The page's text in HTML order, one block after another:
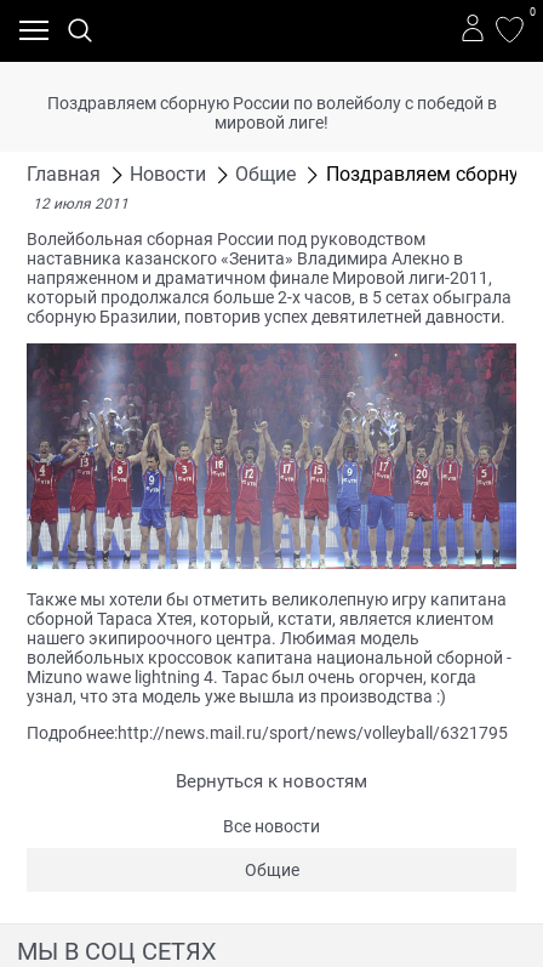
0
Поздравляем сборную России по волейболу с победой в
мировой лиге!
Главная Новости Общие Поздравляем сборную
12 июля 2011
Волейбольная сборная России под руководством
наставника казанского «Зенита» Владимира Алекно в
напряженном и драматичном финале Мировой лиги-2011,
который продолжался больше 2-х часов, в 5 сетах обыграла
сборную Бразилии, повторив успех девятилетней давности.
Также мы хотели бы отметить великолепную игру капитана
сборной Тараса Хтея, который, кстати, является клиентом
нашего экипироочного центра. Любимая модель
волейбольных кроссовок капитана национальной сборной -
Mizuno wawe lightning 4. Тарас был очень огорчен, когда
узнал, что эта модель уже вышла из производства :)
Подробнее:http://news.mail.ru/sport/news/volleyball/6321795
Вернуться к новостям
Все новости
Общие
МЫ В СОЦ СЕТЯХ